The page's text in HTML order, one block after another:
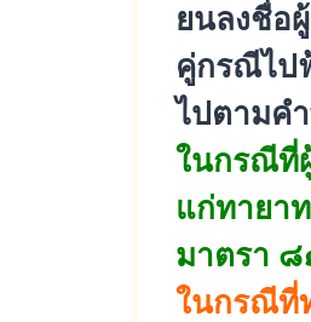
ยนลงชื่อ
คู่กรณีไป
ไปตามค
ในกรณีที่
แก่ทายา
มาตรา ๘
ในกรณีที่